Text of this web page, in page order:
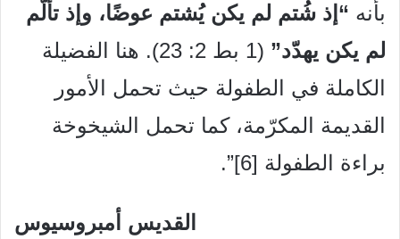
بأنه “إذ شُتم لم يكن يُشتم عوضًا، وإذ تألّم
لم يكن يهدّد”
(1 بط 2: 23). هنا الفضيلة
الكاملة في الطفولة حيث تحمل الأمور
القديمة المكرّمة، كما تحمل الشيخوخة
براءة الطفولة [6]”.
القديس أمبروسيوس